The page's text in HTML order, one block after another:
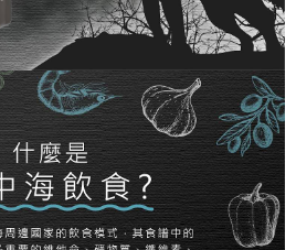
法定代理人或監護人之同意方可使用
意申辦者引起之損失，本公司不負相關責
，將依據個別帳號之用戶狀況，依本公司即
仍有額度不足之情形，本公司將視審查結果
用他人資訊註冊。若發現惡意使用之情形，
止該用戶之使用額度並採取法律行動。
以上)免運費
單當日到！🐶
以上)免運費